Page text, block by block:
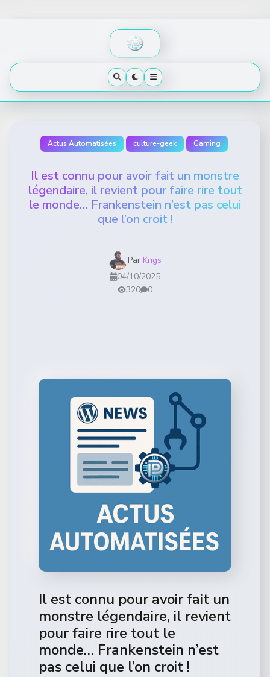
Actus Automatisées culture-geek Gaming
Il est connu pour avoir fait un monstre
légendaire, il revient pour faire rire tout
le monde… Frankenstein n’est pas celui
que l’on croit !
Par Krigs
04/10/2025
320
0
Il est connu pour avoir fait un
monstre légendaire, il revient
pour faire rire tout le
monde… Frankenstein n’est
pas celui que l’on croit !